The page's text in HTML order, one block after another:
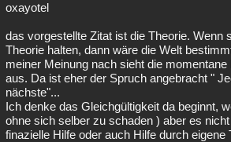
oxayotel
das vorgestellte Zitat ist die Theorie. Wenn
Theorie halten, dann wäre die Welt
meiner Meinung nach sieht die
aus. Da ist eher der Spruch angebracht "
nächste"...
Ich denke das Gleichgültigkeit da beginnt,
ohne sich selber zu schaden ) aber es
finazielle Hilfe oder auch Hilfe durch eigene